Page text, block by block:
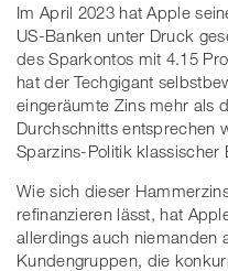
Im April 2023 hat Apple
US-Banken unter Druck
des Sparkontos mit 4.15
hat der Techgigant
eingeräumte Zins mehr als
Durchschnitts entsprechen
Sparzins-Politik klassischer
Wie sich dieser
refinanzieren lässt, hat
allerdings auch niemanden
Kundengruppen, die